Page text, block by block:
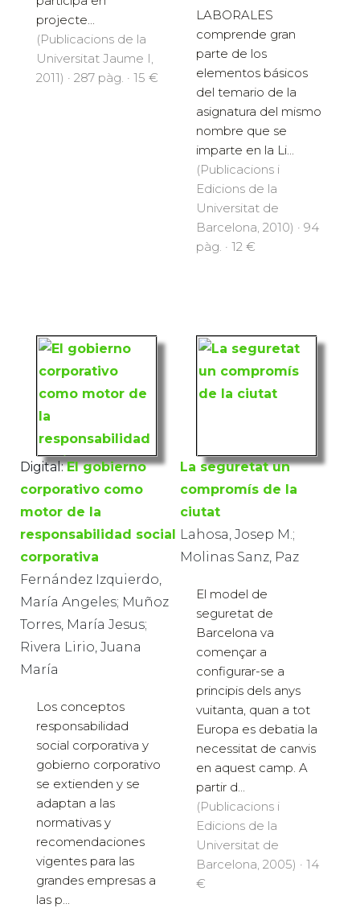
projecte...
(Publicacions de la
Universitat Jaume I,
2011) · 287 pàg. · 15 €
LABORALES
comprende gran
parte de los
elementos básicos
del temario de la
asignatura del mismo
nombre que se
imparte en la Li...
(Publicacions i
Edicions de la
Universitat de
Barcelona, 2010) · 94
pàg. · 12 €
Digital: El gobierno
corporativo como
motor de la
responsabilidad social
corporativa
Fernández Izquierdo,
María Angeles; Muñoz
Torres, María Jesus;
Rivera Lirio, Juana
María
Los conceptos
responsabilidad
social corporativa y
gobierno corporativo
se extienden y se
adaptan a las
normativas y
recomendaciones
vigentes para las
grandes empresas a
las p...
La seguretat un
compromís de la
ciutat
Lahosa, Josep M.;
Molinas Sanz, Paz
El model de
seguretat de
Barcelona va
començar a
configurar-se a
principis dels anys
vuitanta, quan a tot
Europa es debatia la
necessitat de canvis
en aquest camp. A
partir d...
(Publicacions i
Edicions de la
Universitat de
Barcelona, 2005) · 14
€